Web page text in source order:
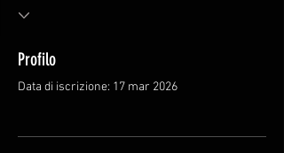
Profilo
Data di iscrizione: 17 mar 2026